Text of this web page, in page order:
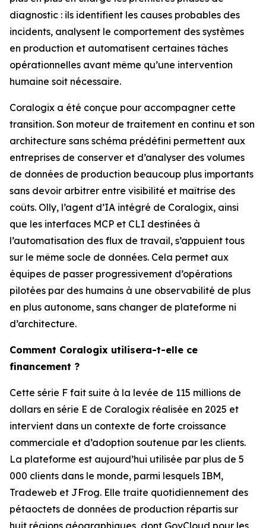
diagnostic : ils identifient les causes probables des
incidents, analysent le comportement des systèmes
en production et automatisent certaines tâches
opérationnelles avant même qu’une intervention
humaine soit nécessaire.
Coralogix a été conçue pour accompagner cette
transition. Son moteur de traitement en continu et son
architecture sans schéma prédéfini permettent aux
entreprises de conserver et d’analyser des volumes
de données de production beaucoup plus importants
sans devoir arbitrer entre visibilité et maîtrise des
coûts. Olly, l’agent d’IA intégré de Coralogix, ainsi
que les interfaces MCP et CLI destinées à
l’automatisation des flux de travail, s’appuient tous
sur le même socle de données. Cela permet aux
équipes de passer progressivement d’opérations
pilotées par des humains à une observabilité de plus
en plus autonome, sans changer de plateforme ni
d’architecture.
Comment Coralogix utilisera-t-elle ce
financement ?
Cette série F fait suite à la levée de 115 millions de
dollars en série E de Coralogix réalisée en 2025 et
intervient dans un contexte de forte croissance
commerciale et d’adoption soutenue par les clients.
La plateforme est aujourd’hui utilisée par plus de 5
000 clients dans le monde, parmi lesquels IBM,
Tradeweb et JFrog. Elle traite quotidiennement des
pétaoctets de données de production répartis sur
huit régions géographiques, dont GovCloud pour les